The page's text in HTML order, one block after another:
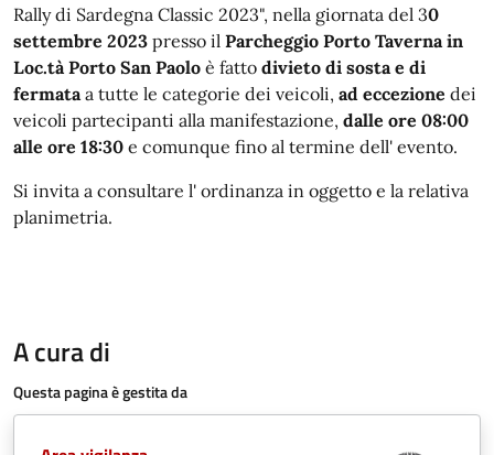
Rally di Sardegna Classic 2023", nella giornata del 30
settembre 2023 presso il Parcheggio Porto Taverna in
Loc.tà Porto San Paolo è fatto divieto di sosta e di
fermataa tutte le categorie dei veicoli, ad eccezione dei
veicoli partecipanti alla manifestazione, dalle ore 08:00
alle ore 18:30 e comunque fino al termine dell' evento.
Si invita a consultare l' ordinanza in oggetto e la relativa
planimetria.
A cura di
Questa pagina è gestita da